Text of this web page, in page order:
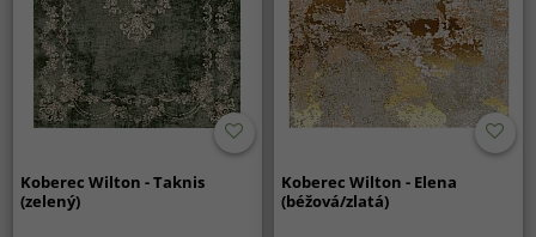
Koberec Wilton - Taknis
(zelený)
Koberec Wilton - Elena
(béžová/zlatá)